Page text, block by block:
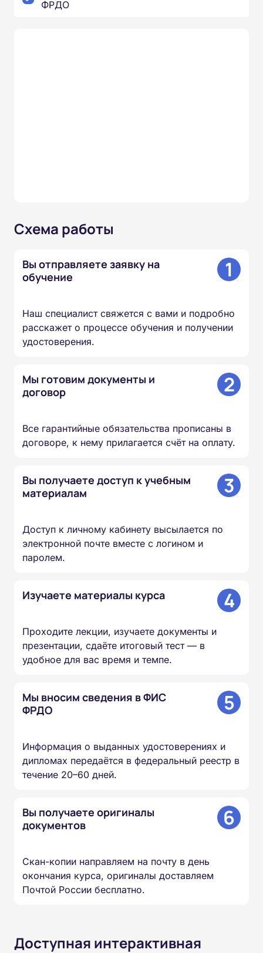
ФРДО
Схема работы
Вы отправляете заявку на
обучение
1
Наш специалист свяжется с вами и подробно
расскажет о процессе обучения и получении
удостоверения.
Мы готовим документы и
договор
2
Все гарантийные обязательства прописаны в
договоре, к нему прилагается счёт на оплату.
Вы получаете доступ к учебным
материалам
3
Доступ к личному кабинету высылается по
электронной почте вместе с логином и
паролем.
Изучаете материалы курса 4
Проходите лекции, изучаете документы и
презентации, сдаёте итоговый тест — в
удобное для вас время и темпе.
Мы вносим сведения в ФИС
ФРДО
5
Информация о выданных удостоверениях и
дипломах передаётся в федеральный реестр в
течение 20–60 дней.
Вы получаете оригиналы
документов
6
Скан-копии направляем на почту в день
окончания курса, оригиналы доставляем
Почтой России бесплатно.
Доступная интерактивная